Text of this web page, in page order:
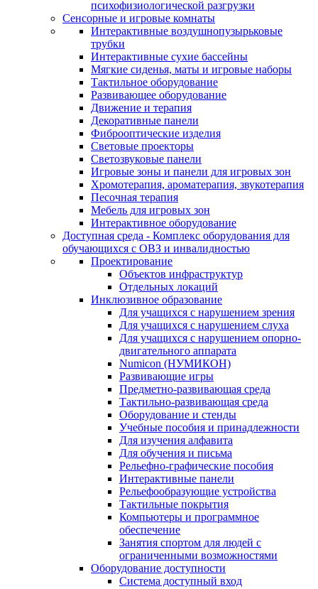
психофизиологической разгрузки
Сенсорные и игровые комнаты
Интерактивные воздушнопузырьковые
трубки
Интерактивные сухие бассейны
Мягкие сиденья, маты и игровые наборы
Тактильное оборудование
Развивающее оборудование
Движение и терапия
Декоративные панели
Фиброоптические изделия
Световые проекторы
Светозвуковые панели
Игровые зоны и панели для игровых зон
Хромотерапия, ароматерапия, звукотерапия
Песочная терапия
Мебель для игровых зон
Интерактивное оборудование
Доступная среда - Комплекс оборудования для
обучающихся с ОВЗ и инвалидностью
Проектирование
Объектов инфраструктур
Отдельных локаций
Инклюзивное образование
Для учащихся с нарушением зрения
Для учащихся с нарушением слуха
Для учащихся с нарушением опорно-
двигательного аппарата
Numicon (НУМИКОН)
Развивающие игры
Предметно-развивающая среда
Тактильно-развивающая среда
Оборудование и стенды
Учебные пособия и принадлежности
Для изучения алфавита
Для обучения и письма
Рельефно-графические пособия
Интерактивные панели
Рельефообразующие устройства
Тактильные покрытия
Компьютеры и программное
обеспечение
Занятия спортом для людей с
ограниченными возможностями
Оборудование доступности
Система доступный вход